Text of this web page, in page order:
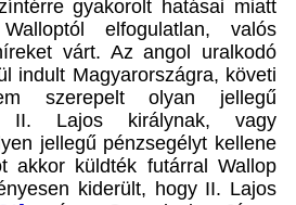
gyakorolt hatásai miatt
elfogulatlan, valós
várt. Az angol uralkodó
indult Magyarországra, követi
szerepelt olyan jellegű
II. Lajos királynak, vagy
jellegű pénzsegélyt kellene
akkor küldték futárral Wallop
kiderült, hogy II. Lajos